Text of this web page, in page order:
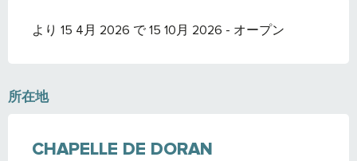
より 15 4月 2026 で 15 10月 2026 - オープン
所在地
CHAPELLE DE DORAN